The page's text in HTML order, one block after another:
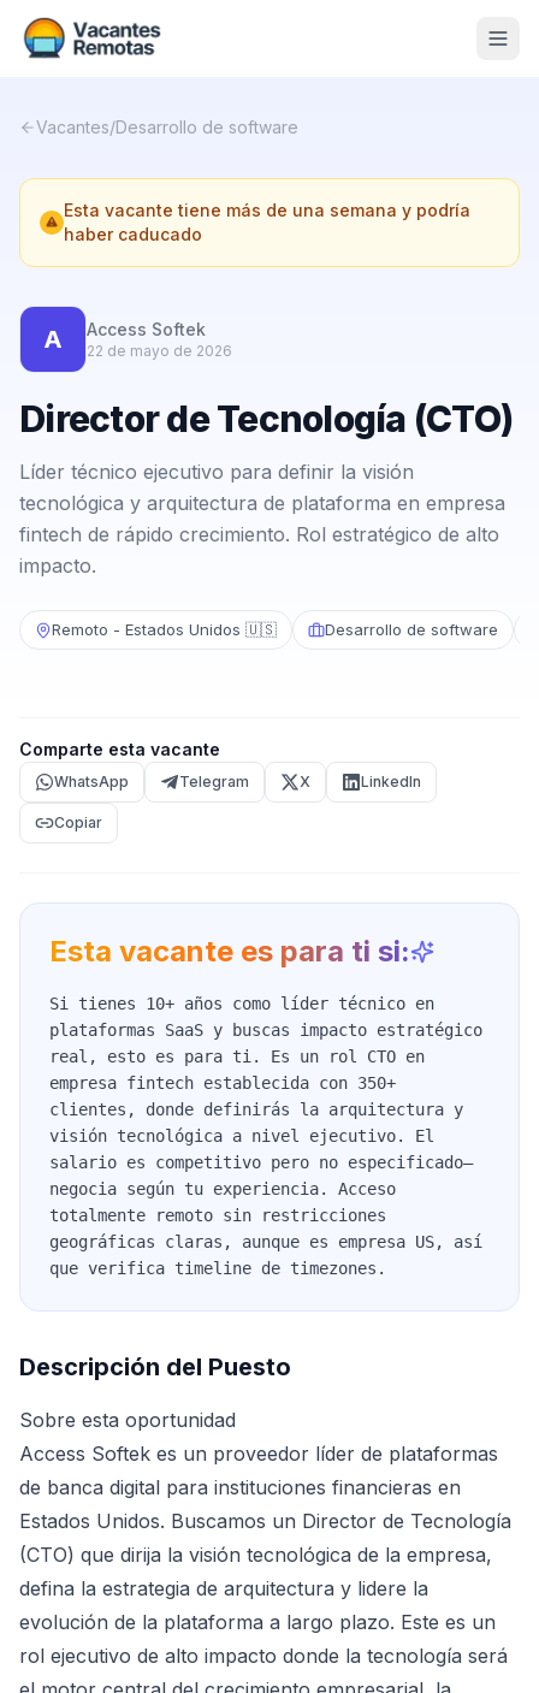
Nosotros
Contacto
Calculadora Freelance
Vacantes/Desarrollo de software
Esta vacante tiene más de una semana y podría
haber caducado
A Access Softek
22 de mayo de 2026
Director de Tecnología (CTO)
Líder técnico ejecutivo para definir la visión
tecnológica y arquitectura de plataforma en empresa
fintech de rápido crecimiento. Rol estratégico de alto
impacto.
Remoto - Estados Unidos 🇺🇸 Desarrollo de software
Comparte esta vacante
WhatsApp Telegram X LinkedIn
Copiar
Esta vacante es para ti si:
Si tienes 10+ años como líder técnico en
plataformas SaaS y buscas impacto estratégico
real, esto es para ti. Es un rol CTO en
empresa fintech establecida con 350+
clientes, donde definirás la arquitectura y
visión tecnológica a nivel ejecutivo. El
salario es competitivo pero no especificado—
negocia según tu experiencia. Acceso
totalmente remoto sin restricciones
geográficas claras, aunque es empresa US, así
que verifica timeline de timezones.
Descripción del Puesto
Sobre esta oportunidad
Access Softek es un proveedor líder de plataformas
de banca digital para instituciones financieras en
Estados Unidos. Buscamos un Director de Tecnología
(CTO) que dirija la visión tecnológica de la empresa,
defina la estrategia de arquitectura y lidere la
evolución de la plataforma a largo plazo. Este es un
rol ejecutivo de alto impacto donde la tecnología será